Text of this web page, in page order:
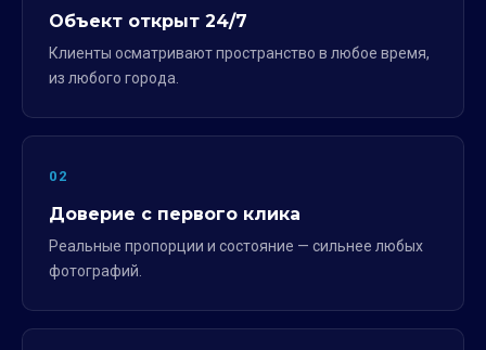
Объект открыт 24/7
Клиенты осматривают пространство в любое время,
из любого города.
02
Доверие с первого клика
Реальные пропорции и состояние — сильнее любых
фотографий.